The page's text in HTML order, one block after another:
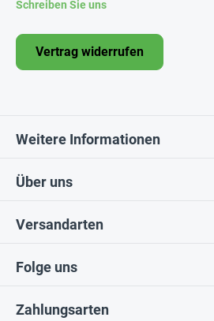
Folge uns
Über uns
Schreiben Sie uns
Vertrag widerrufen
Weitere Informationen
Zahlungsarten
Versandarten